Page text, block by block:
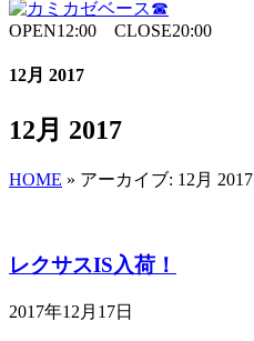
OPEN12:00 CLOSE20:00
12月 2017
12月 2017
HOME » アーカイブ: 12月 2017
レクサスIS入荷！
2017年12月17日